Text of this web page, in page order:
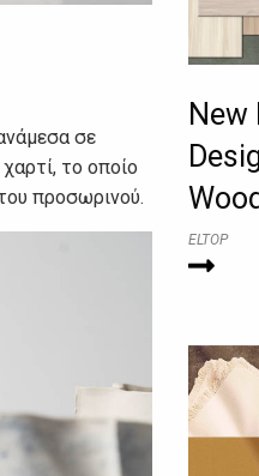
σε
το οποίο
προσωρινού.
New
ELTOP